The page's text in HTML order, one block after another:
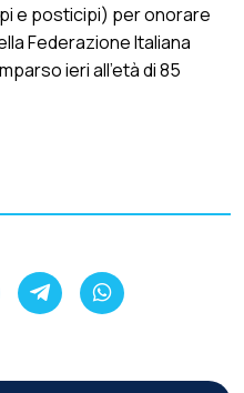
e posticipi) per onorare
Federazione Italiana
ieri all’età di 85